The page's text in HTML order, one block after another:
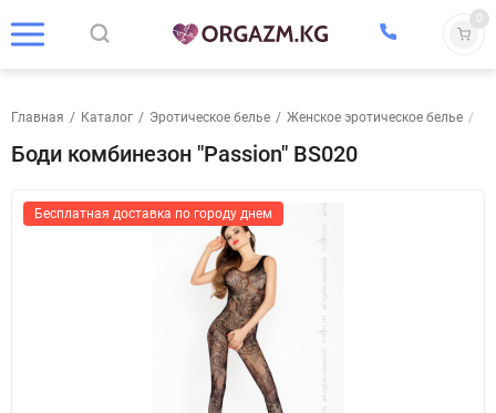
0
Главная / Каталог / Эротическое белье / Женское эротическое белье /
Боди комбинезон "Passion" BS020
Бесплатная доставка по городу днем